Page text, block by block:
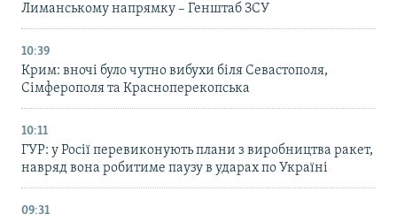
Лиманському напрямку – Генштаб ЗСУ
10:39
Крим: вночі було чутно вибухи біля Севастополя,
Сімферополя та Красноперекопська
10:11
ГУР: у Росії перевиконують плани з виробництва ракет,
навряд вона робитиме паузу в ударах по Україні
09:31